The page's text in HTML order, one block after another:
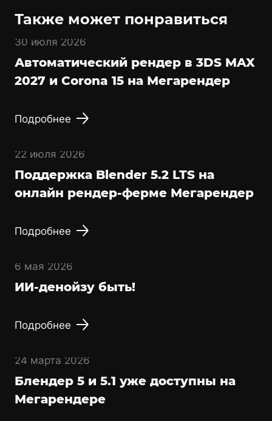
Также может понравиться
30 июля 2026
Автоматический рендер в 3DS MAX
2027 и Corona 15 на Мегарендер
Подробнее
22 июля 2026
Поддержка Blender 5.2 LTS на
онлайн рендер-ферме Мегарендер
Подробнее
6 мая 2026
ИИ-денойзу быть!
Подробнее
24 марта 2026
Блендер 5 и 5.1 уже доступны на
Мегарендере